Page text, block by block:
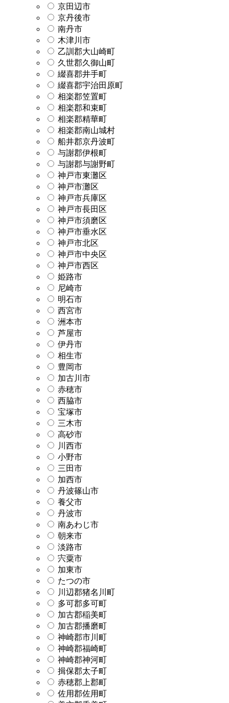
京田辺市
京丹後市
南丹市
木津川市
乙訓郡大山崎町
久世郡久御山町
綴喜郡井手町
綴喜郡宇治田原町
相楽郡笠置町
相楽郡和束町
相楽郡精華町
相楽郡南山城村
船井郡京丹波町
与謝郡伊根町
与謝郡与謝野町
神戸市東灘区
神戸市灘区
神戸市兵庫区
神戸市長田区
神戸市須磨区
神戸市垂水区
神戸市北区
神戸市中央区
神戸市西区
姫路市
尼崎市
明石市
西宮市
洲本市
芦屋市
伊丹市
相生市
豊岡市
加古川市
赤穂市
西脇市
宝塚市
三木市
高砂市
川西市
小野市
三田市
加西市
丹波篠山市
養父市
丹波市
南あわじ市
朝来市
淡路市
宍粟市
加東市
たつの市
川辺郡猪名川町
多可郡多可町
加古郡稲美町
加古郡播磨町
神崎郡市川町
神崎郡福崎町
神崎郡神河町
揖保郡太子町
赤穂郡上郡町
佐用郡佐用町